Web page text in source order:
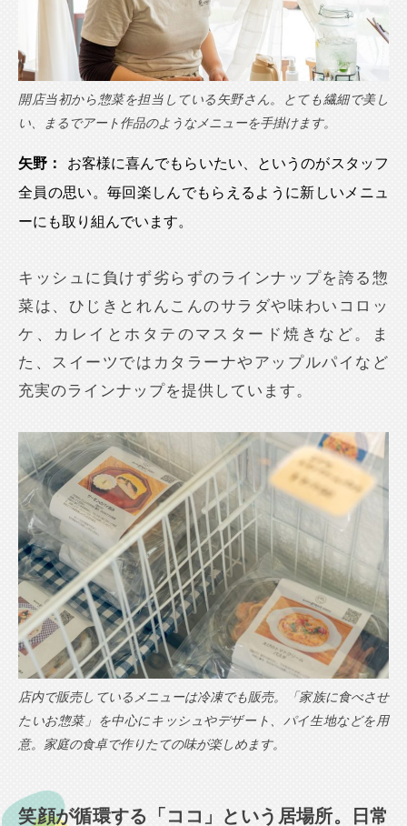
開店当初から惣菜を担当している矢野さん。とても繊細で美し
い、まるでアート作品のようなメニューを手掛けます。
矢野：
お客様に喜んでもらいたい、というのがスタッフ
全員の思い。毎回楽しんでもらえるように新しいメニュ
ーにも取り組んでいます。
キッシュに負けず劣らずのラインナップを誇る惣
菜は、ひじきとれんこんのサラダや味わいコロッ
ケ、カレイとホタテのマスタード焼きなど。ま
た、スイーツではカタラーナやアップルパイなど
充実のラインナップを提供しています。
店内で販売しているメニューは冷凍でも販売。「家族に食べさせ
たいお惣菜」を中心にキッシュやデザート、パイ生地などを用
意。家庭の食卓で作りたての味が楽しめます。
笑顔が循環する「ココ」という居場所。日常